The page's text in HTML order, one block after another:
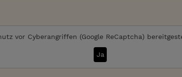
vor Cyberangriffen (Google ReCaptcha)
Ja